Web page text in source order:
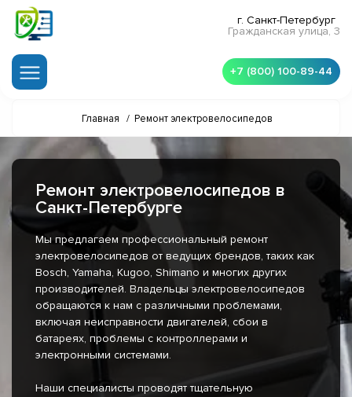
г. Санкт-Петербург
Гражданская улица, 3
+7 (800) 100-89-44
Главная / Ремонт электровелосипедов
Ремонт электровелосипедов в
Санкт-Петербурге
Мы предлагаем профессиональный ремонт
электровелосипедов от ведущих брендов, таких как
Bosch, Yamaha, Kugoo, Shimano и многих других
производителей. Владельцы электровелосипедов
обращаются к нам с различными проблемами,
включая неисправности двигателей, сбои в
батареях, проблемы с контроллерами и
электронными системами.
Наши специалисты проводят тщательную